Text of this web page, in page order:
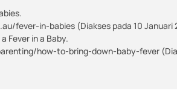
fever-in-babies (Diakses pada 10 Januari
Fever in a Baby.
how-to-bring-down-baby-fever